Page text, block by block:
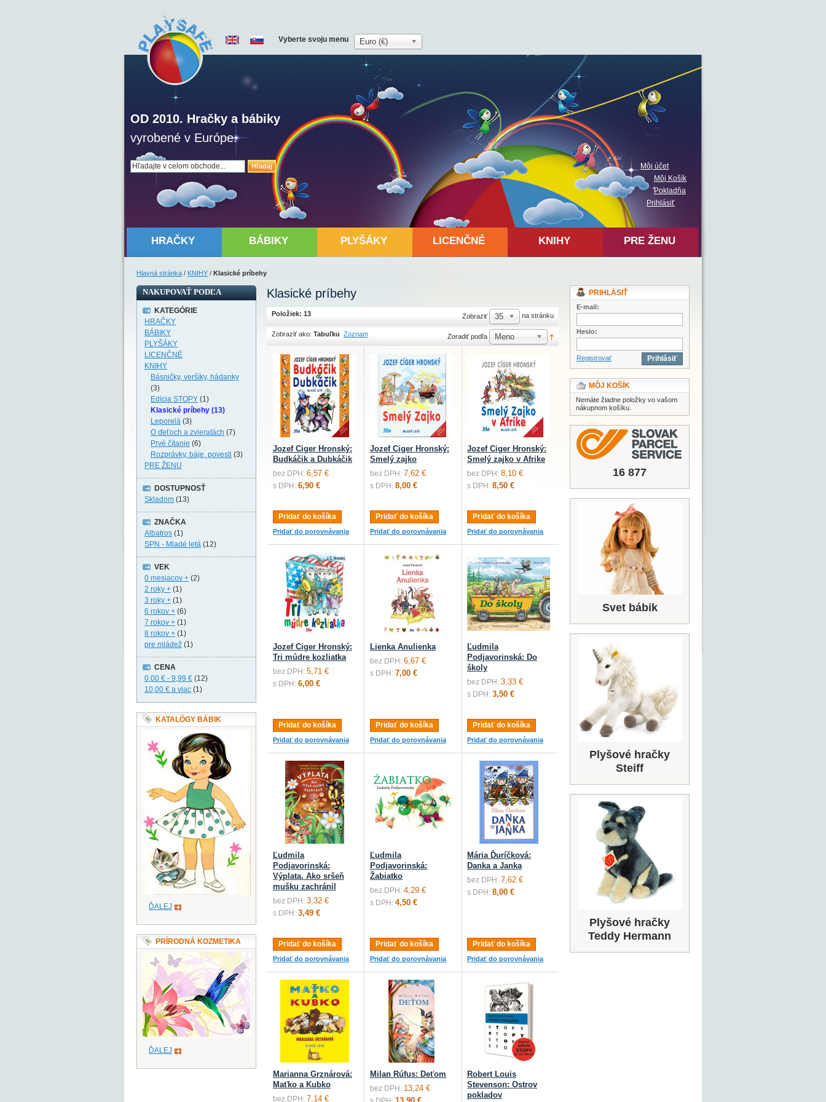
Hľadaj
OD 2010. Hračky a bábiky
vyrobené v Európe.
Môj účet
Môj Košík
Pokladňa
Prihlásiť
Vyberte svoju menu Euro (€)
HRAČKY BÁBIKY PLYŠÁKY LICENČNÉ KNIHY PRE ŽENU
Hlavná stránka / KNIHY / Klasické príbehy
Klasické príbehy
Položiek: 13 Zobraziť 35 na stránku
Zobraziť ako: Tabuľku Zoznam Zoradiť podľa Meno
Jozef Ciger Hronský:
Budkáčik a Dubkáčik
bez DPH: 6,57 €
s DPH: 6,90 €
Pridať do košíka
Pridať do porovnávania
Jozef Ciger Hronský:
Smelý zajko
bez DPH: 7,62 €
s DPH: 8,00 €
Pridať do košíka
Pridať do porovnávania
Jozef Ciger Hronský:
Smelý zajko v Afrike
bez DPH: 8,10 €
s DPH: 8,50 €
Pridať do košíka
Pridať do porovnávania
Jozef Ciger Hronský:
Tri múdre kozliatka
bez DPH: 5,71 €
s DPH: 6,00 €
Pridať do košíka
Pridať do porovnávania
Lienka Anulienka
bez DPH: 6,67 €
s DPH: 7,00 €
Pridať do košíka
Pridať do porovnávania
Ľudmila
Podjavorinská: Do
školy
bez DPH: 3,33 €
s DPH: 3,50 €
Pridať do košíka
Pridať do porovnávania
Ľudmila
Podjavorinská:
Výplata. Ako sršeň
mušku zachránil
bez DPH: 3,32 €
s DPH: 3,49 €
Pridať do košíka
Pridať do porovnávania
Ľudmila
Podjavorinská:
Žabiatko
bez DPH: 4,29 €
s DPH: 4,50 €
Pridať do košíka
Pridať do porovnávania
Mária Ďuríčková:
Danka a Janka
bez DPH: 7,62 €
s DPH: 8,00 €
Pridať do košíka
Pridať do porovnávania
Marianna Grznárová:
Maťko a Kubko
bez DPH: 7,14 €
Milan Rúfus: Deťom
bez DPH: 13,24 €
Robert Louis
Stevenson: Ostrov
pokladov
NAKUPOVAŤ PODĽA
KATEGÓRIE
HRAČKY
BÁBIKY
PLYŠÁKY
LICENČNÉ
KNIHY
Básničky, veršíky, hádanky
(3)
Edícia STOPY (1)
Klasické príbehy (13)
Leporelá (3)
O ďeťoch a zvieratách (7)
Prvé čítanie (6)
Rozprávky, báje, povesti (3)
PRE ŽENU
DOSTUPNOSŤ
Skladom (13)
ZNAČKA
Albatros (1)
SPN - Mladé letá (12)
VEK
0 mesiacov + (2)
2 roky + (1)
3 roky + (1)
6 rokov + (6)
7 rokov + (1)
8 rokov + (1)
pre mládež (1)
CENA
0,00 € - 9,99 € (12)
10,00 € a viac (1)
KATALÓGY BÁBIK
ĎALEJ
PRÍRODNÁ KOZMETIKA
ĎALEJ
PRIHLÁSIŤ
E-mail:
Heslo:
Registrovať Prihlásiť
MÔJ KOŠÍK
Nemáte žiadne položky vo vašom
nákupnom košíku.
16 877
Svet bábik
Plyšové hračky
Steiff
Plyšové hračky
Teddy Hermann